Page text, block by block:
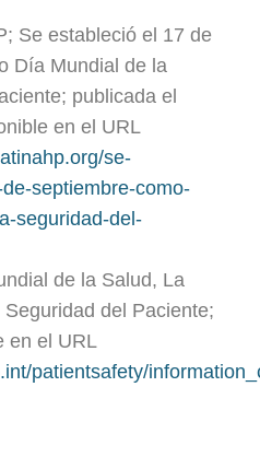
Se estableció el 17 de
Día Mundial de la
publicada el
en el URL
se-
septiembre-como-
seguridad-del-
de la Salud, La
del Paciente;
en el URL
patientsafety/